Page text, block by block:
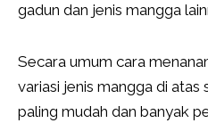
gadun dan jenis mangga
Secara umum cara
variasi jenis mangga di atas
paling mudah dan banyak